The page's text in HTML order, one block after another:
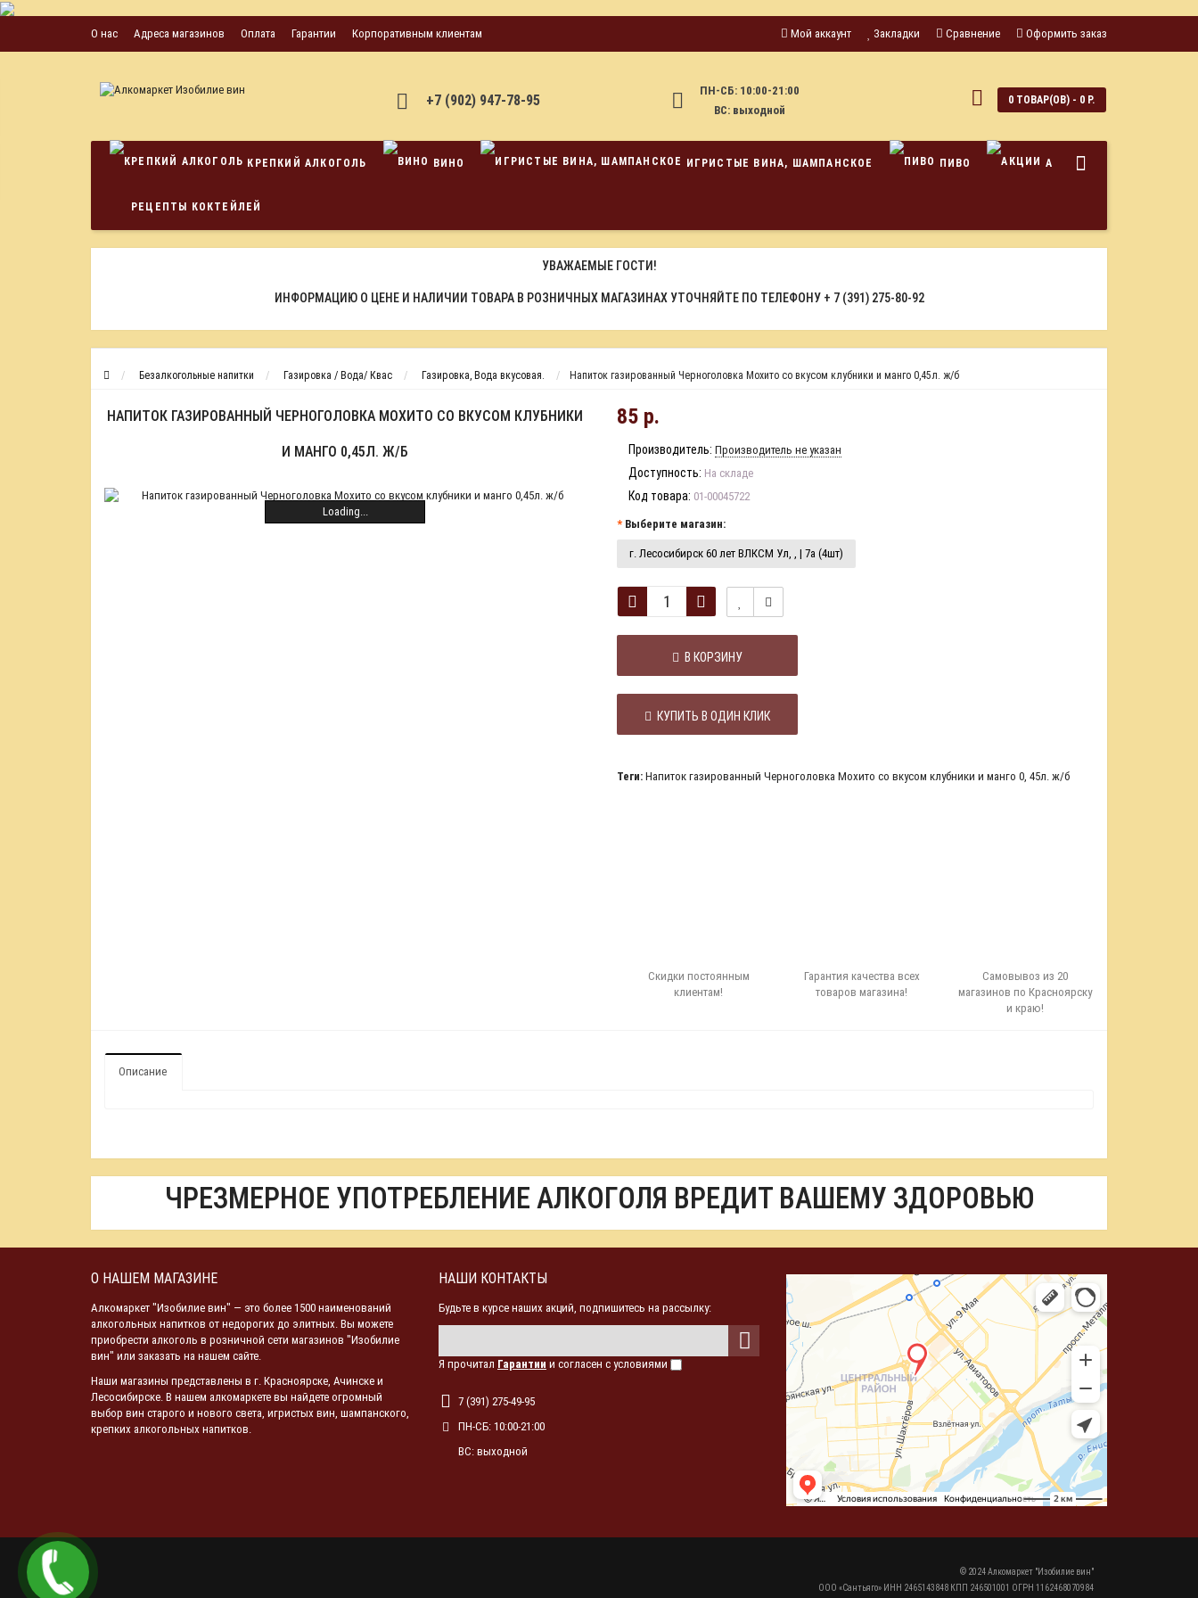
О нас Адреса магазинов Оплата Гарантии Корпоративным клиентам Мой аккаунт Закладки Сравнение Оформить заказ
+7 (902) 947-78-95
ПН-СБ: 10:00-21:00
ВС: выходной
0 ТОВАР(ОВ) - 0 Р.
КРЕПКИЙ АЛКОГОЛЬ ВИНО ИГРИСТЫЕ ВИНА, ШАМПАНСКОЕ ПИВО АКЦИИ
РЕЦЕПТЫ КОКТЕЙЛЕЙ
УВАЖАЕМЫЕ ГОСТИ!
ИНФОРМАЦИЮ О ЦЕНЕ И НАЛИЧИИ ТОВАРА В РОЗНИЧНЫХ МАГАЗИНАХ УТОЧНЯЙТЕ ПО ТЕЛЕФОНУ + 7 (391) 275-80-92
Безалкогольные напитки Газировка / Вода/ Квас Газировка, Вода вкусовая. Напиток газированный Черноголовка Мохито со вкусом клубники и манго 0,45л. ж/б
НАПИТОК ГАЗИРОВАННЫЙ ЧЕРНОГОЛОВКА МОХИТО СО ВКУСОМ КЛУБНИКИ
И МАНГО 0,45Л. Ж/Б
Loading...
85 р.
Производитель: Производитель не указан
Доступность: На складе
Код товара: 01-00045722
Выберите магазин:
г. Лесосибирск 60 лет ВЛКСМ Ул, , | 7а (4шт)
В КОРЗИНУ
КУПИТЬ В ОДИН КЛИК
Теги: Напиток газированный Черноголовка Мохито со вкусом клубники и манго 0, 45л. ж/б
Скидки постоянным
клиентам!
Гарантия качества всех
товаров магазина!
Самовывоз из 20
магазинов по Красноярску
и краю!
Описание
ЧРЕЗМЕРНОЕ УПОТРЕБЛЕНИЕ АЛКОГОЛЯ ВРЕДИТ ВАШЕМУ ЗДОРОВЬЮ
О НАШЕМ МАГАЗИНЕ
Алкомаркет "Изобилие вин" — это более 1500 наименований
алкогольных напитков от недорогих до элитных. Вы можете
приобрести алкоголь в розничной сети магазинов "Изобилие
вин" или заказать на нашем сайте.
Наши магазины представлены в г. Красноярске, Ачинске и
Лесосибирске. В нашем алкомаркете вы найдете огромный
выбор вин старого и нового света, игристых вин, шампанского,
крепких алкогольных напитков.
НАШИ КОНТАКТЫ
Будьте в курсе наших акций, подпишитесь на рассылку:
Я прочитал Гарантии и согласен с условиями
7 (391) 275-49-95
ПН-СБ: 10:00-21:00
ВС: выходной
© 2024 Алкомаркет "Изобилие вин"
ООО «Сантьяго» ИНН 2465143848 КПП 246501001 ОГРН 1162468070984